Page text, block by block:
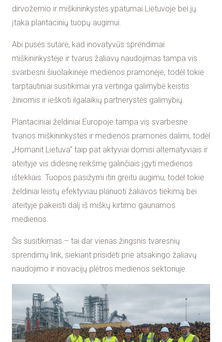
dirvožemio ir miškininkystės ypatumai Lietuvoje bei jų
įtaka plantacinių tuopų augimui.
Abi pusės sutarė, kad inovatyvūs sprendimai
miškininkystėje ir tvarus žaliavų naudojimas tampa vis
svarbesni šiuolaikinėje medienos pramonėje, todėl tokie
tarptautiniai susitikimai yra vertinga galimybė keistis
žiniomis ir ieškoti ilgalaikių partnerystės galimybių.
Plantaciniai želdiniai Europoje tampa vis svarbesne
tvarios miškininkystės ir medienos pramonės dalimi, todėl
„Homanit Lietuva“ taip pat aktyviai domisi alternatyviais ir
ateityje vis didesnę reikšmę galinčiais įgyti medienos
ištekliais. Tuopos pasižymi itin greitu augimu, todėl tokie
želdiniai leistų efektyviau planuoti žaliavos tiekimą bei
ateityje pakeisti dalį iš miškų kirtimo gaunamos
medienos.
Šis susitikimas – tai dar vienas žingsnis tvaresnių
sprendimų link, siekiant prisidėti prie atsakingo žaliavų
naudojimo ir inovacijų plėtros medienos sektoriuje.